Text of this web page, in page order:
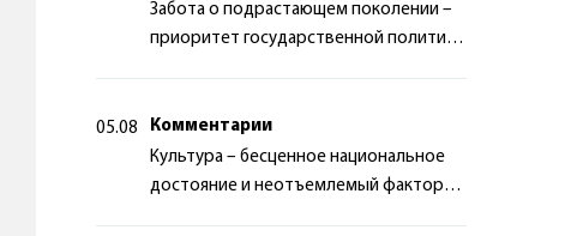
Забота о подрастающем поколении –
приоритет государственной политики
05.08
Комментарии
Культура – бесценное национальное
достояние и неотъемлемый фактор